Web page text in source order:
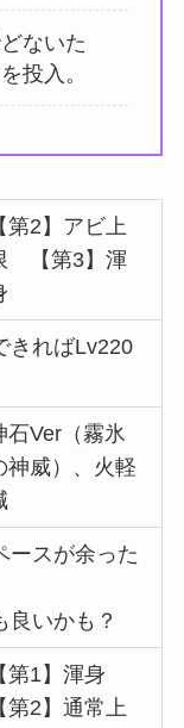
ないた
投入。
【第2】アビ上
【第3】渾
きればLv220
石Ver（霧氷
神威）、火軽
ースが余った
良いかも？
【第1】渾身
【第2】通常上